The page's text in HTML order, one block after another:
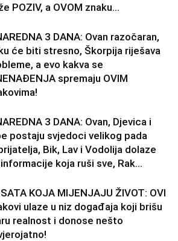
POZIV, a OVOM znaku...
3 DANA: Ovan razočaran,
će biti stresno, Škorpija riješava
a evo kakva se
spremaju OVIM
3 DANA: Ovan, Djevica i
postaju svjedoci velikog pada
Bik, Lav i Vodolija dolaze
koja ruši sve, Rak...
KOJA MIJENJAJU ŽIVOT: OVI
ulaze u niz događaja koji brišu
realnost i donose nešto